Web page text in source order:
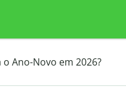
Ano-Novo em 2026?